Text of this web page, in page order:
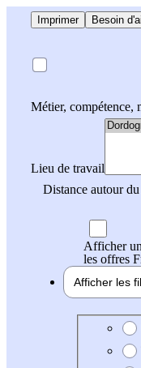
Imprimer Besoin
Métier, compétence,
Lieu de travail
Distance autour
Afficher
les offres
Afficher les
Date de